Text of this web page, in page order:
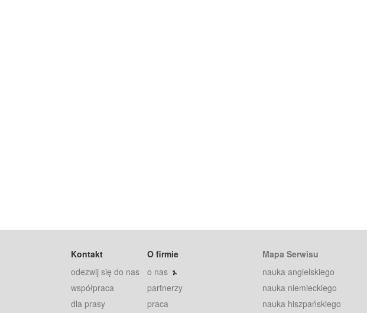
Kontakt
odezwij się do nas
współpraca
dla prasy
O firmie
o nas
partnerzy
praca
Mapa Serwisu
nauka angielskiego
nauka niemieckiego
nauka hiszpańskiego